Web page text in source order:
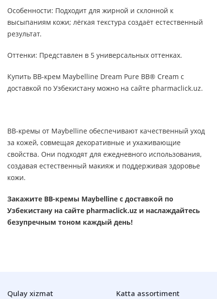
Особенности: Подходит для жирной и склонной к
высыпаниям кожи; лёгкая текстура создаёт естественный
результат.
Оттенки: Представлен в 5 универсальных оттенках.
Купить BB-крем Maybelline Dream Pure BB® Cream с
доставкой по Узбекистану можно на сайте pharmaclick.uz.
BB-кремы от Maybelline обеспечивают качественный уход
за кожей, совмещая декоративные и ухаживающие
свойства. Они подходят для ежедневного использования,
создавая естественный макияж и поддерживая здоровье
кожи.
Закажите BB-кремы Maybelline с доставкой по
Узбекистану на сайте pharmaclick.uz и наслаждайтесь
безупречным тоном каждый день!
Qulay xizmat Katta assortiment